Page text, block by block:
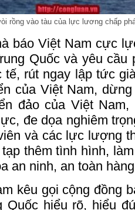
rồng vào tàu của lực lương chấp
báo Việt Nam cực
Quốc và yêu cầu
tế, rút ngay lập tức
của Việt Nam,
đảo của Việt
đe dọa nghiêm
và các lực lượng
thêm tình hình,
an ninh, an toàn
kêu gọi cộng đồng
Quốc hiểu rõ, hiểu